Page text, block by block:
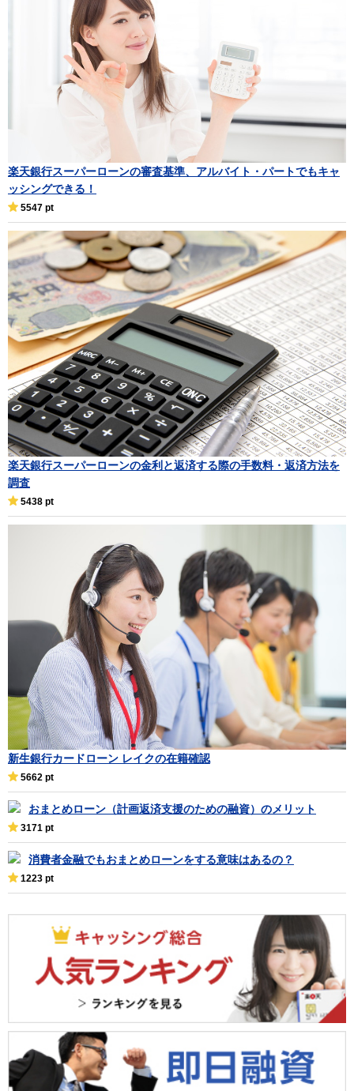
楽天銀行スーパーローンの審査基準、アルバイト・パートでもキャ
ッシングできる！
5547 pt
楽天銀行スーパーローンの金利と返済する際の手数料・返済方法を
調査
5438 pt
新生銀行カードローン レイクの在籍確認
5662 pt
おまとめローン（計画返済支援のための融資）のメリット
3171 pt
消費者金融でもおまとめローンをする意味はあるの？
1223 pt